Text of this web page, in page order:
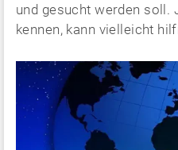
und gesucht werden soll.
kennen, kann vielleicht